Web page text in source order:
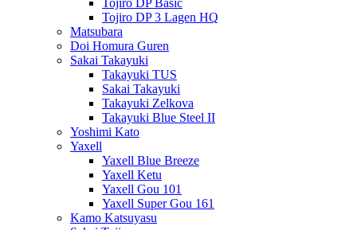
Tojiro DP Basic
Tojiro DP 3 Lagen HQ
Matsubara
Doi Homura Guren
Sakai Takayuki
Takayuki TUS
Sakai Takayuki
Takayuki Zelkova
Takayuki Blue Steel II
Yoshimi Kato
Yaxell
Yaxell Blue Breeze
Yaxell Ketu
Yaxell Gou 101
Yaxell Super Gou 161
Kamo Katsuyasu